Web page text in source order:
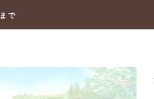
まで